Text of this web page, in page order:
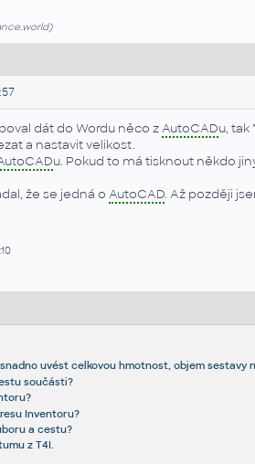
dát do Wordu něco zAutoCADu, tak
a nastavit velikost.
u. Pokud to má tisknout někdo
že se jedná o AutoCAD. Až později
uvést celkovou hmotnost, objem sestavy
součásti?
Inventoru?
a cestu?
z T4I.